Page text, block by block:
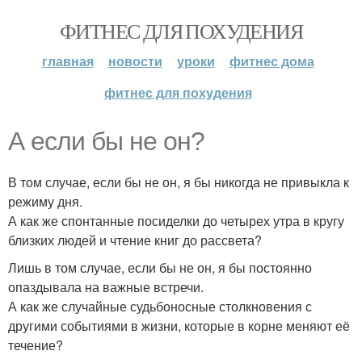
ФИТНЕС ДЛЯ ПОХУДЕНИЯ
главная новости уроки
фитнес дома
фитнес для похудения
А если бы не он?
В том случае, если бы не он, я бы никогда не привыкла к
режиму дня.
А как же спонтанные посиделки до четырех утра в кругу
близких людей и чтение книг до рассвета?
Лишь в том случае, если бы не он, я бы постоянно
опаздывала на важные встречи.
А как же случайные судьбоносные столкновения с
другими событиями в жизни, которые в корне меняют её
течение?